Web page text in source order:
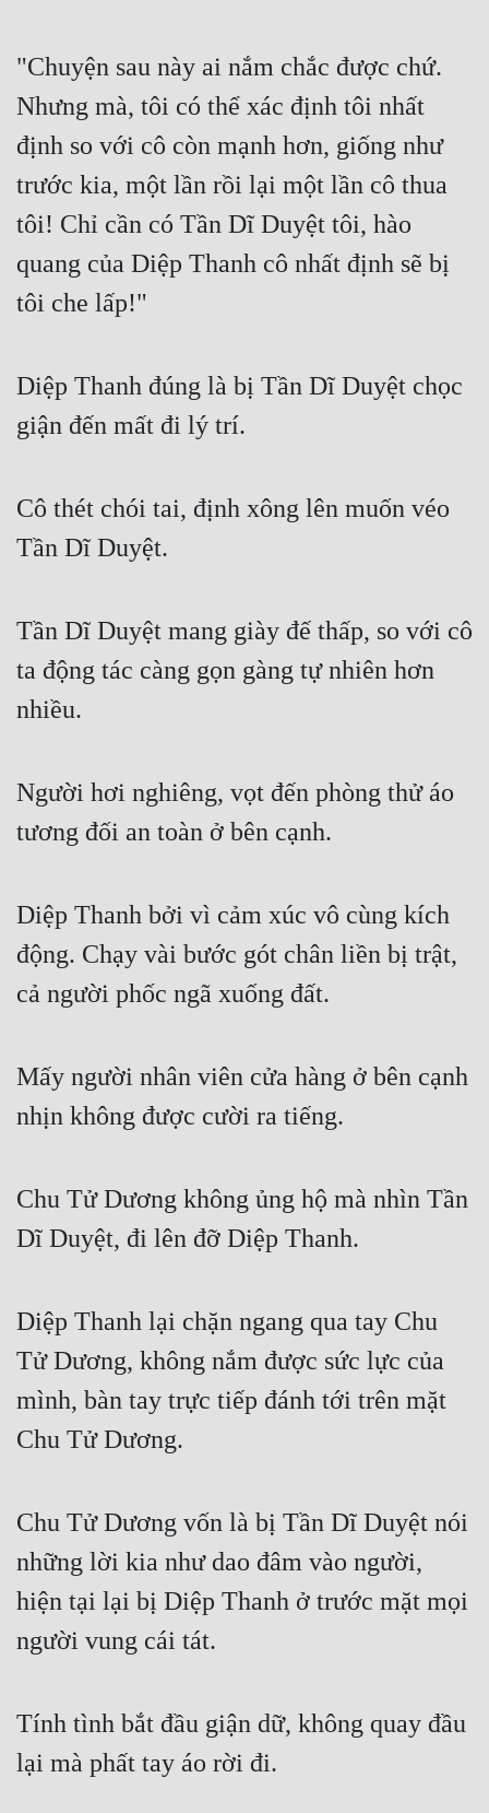
Ngược
Nữ Cường
Nữ Phụ
Phong Thủy - Tâm Linh
Phản Phái
Quân Sự
Sảng Văn
Sủng
Thanh Xuân
Tiểu Thuyết
Trinh Thám
Tu Tiên
Tội Phạm
Vô Địch
Võng Du
Xuyên Không
Xuyên Sách
Xuyên Thư
Đông Phương Huyền Huyễn
Cẩu Đạo Trường Sinh
Ngự Thú
Truyện Nam
Vô Địch Lưu
Xây Dựng Thế Lực
"Chuyện sau này ai nắm chắc được chứ.
Nhưng mà, tôi có thể xác định tôi nhất
định so với cô còn mạnh hơn, giống như
trước kia, một lần rồi lại một lần cô thua
tôi! Chỉ cần có Tần Dĩ Duyệt tôi, hào
quang của Diệp Thanh cô nhất định sẽ bị
tôi che lấp!"
Diệp Thanh đúng là bị Tần Dĩ Duyệt chọc
giận đến mất đi lý trí.
Cô thét chói tai, định xông lên muốn véo
Tần Dĩ Duyệt.
Tần Dĩ Duyệt mang giày đế thấp, so với cô
ta động tác càng gọn gàng tự nhiên hơn
nhiều.
Người hơi nghiêng, vọt đến phòng thử áo
tương đối an toàn ở bên cạnh.
Diệp Thanh bởi vì cảm xúc vô cùng kích
động. Chạy vài bước gót chân liền bị trật,
cả người phốc ngã xuống đất.
Mấy người nhân viên cửa hàng ở bên cạnh
nhịn không được cười ra tiếng.
Chu Tử Dương không ủng hộ mà nhìn Tần
Dĩ Duyệt, đi lên đỡ Diệp Thanh.
Diệp Thanh lại chặn ngang qua tay Chu
Tử Dương, không nắm được sức lực của
mình, bàn tay trực tiếp đánh tới trên mặt
Chu Tử Dương.
Chu Tử Dương vốn là bị Tần Dĩ Duyệt nói
những lời kia như dao đâm vào người,
hiện tại lại bị Diệp Thanh ở trước mặt mọi
người vung cái tát.
Tính tình bắt đầu giận dữ, không quay đầu
lại mà phất tay áo rời đi.